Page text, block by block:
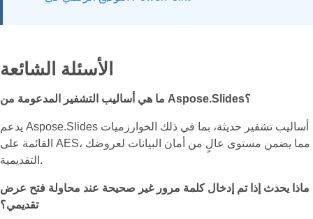
الأسئلة الشائعة
ما هي أساليب التشفير المدعومة من Aspose.Slides؟
يدعم Aspose.Slides أساليب تشفير حديثة، بما في ذلك الخوارزميات
القائمة على AES، مما يضمن مستوى عالٍ من أمان البيانات لعروضك
التقديمية.
ماذا يحدث إذا تم إدخال كلمة مرور غير صحيحة عند محاولة فتح عرض
تقديمي؟